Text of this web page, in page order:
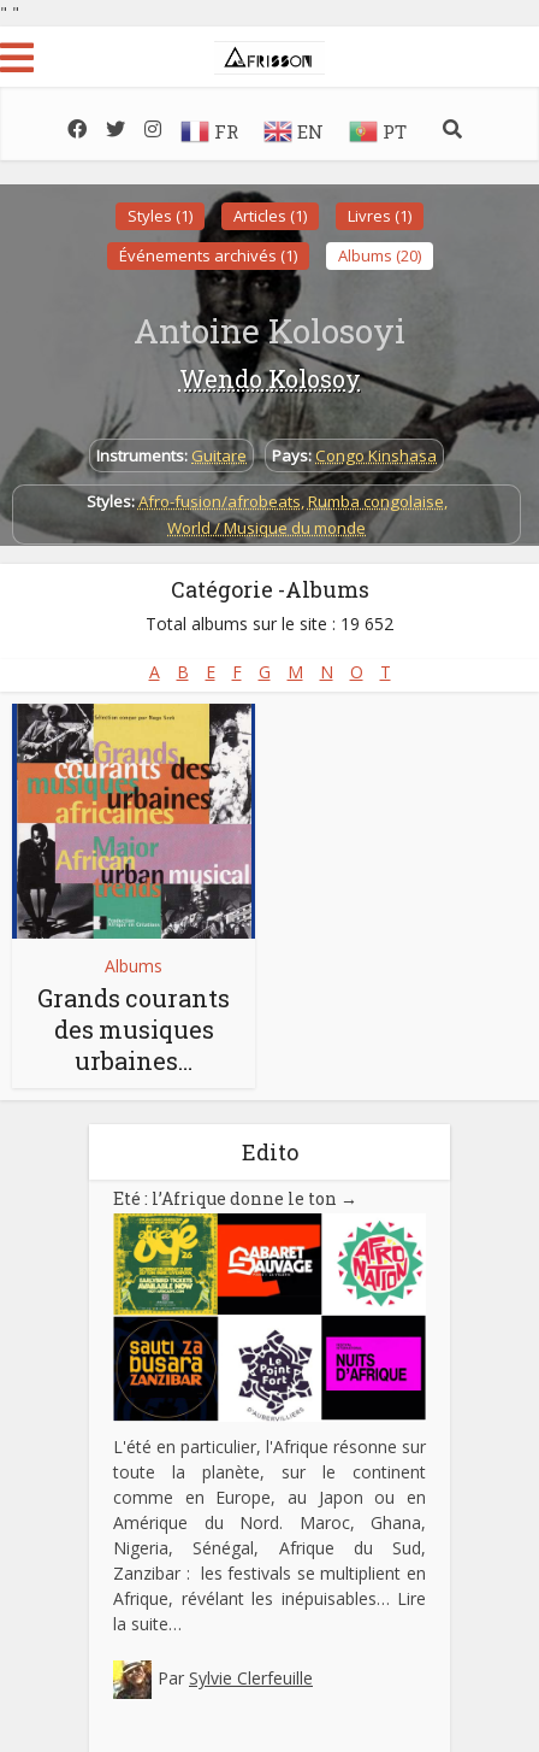
" "
FR EN PT
Styles (1) Articles (1)
Livres (1)
Événements archivés (1)
Albums (20)
Antoine Kolosoyi
Wendo Kolosoy
Instruments: Guitare Pays:Congo Kinshasa
Styles:Afro-fusion/afrobeats,Rumba congolaise,
World / Musique du monde
Catégorie -Albums
Total albums sur le site : 19 652
A B E F G M N O T
Albums
Grands courants
des musiques
urbaines…
Edito
Eté : l’Afrique donne le ton →
L'été en particulier, l'Afrique résonne sur
toute la planète, sur le continent
comme en Europe, au Japon ou en
Amérique du Nord. Maroc, Ghana,
Nigeria, Sénégal, Afrique du Sud,
Zanzibar : les festivals se multiplient en
Afrique, révélant les inépuisables… Lire
la suite…
Par Sylvie Clerfeuille